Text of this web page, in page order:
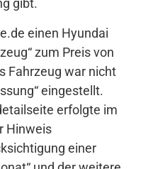
gibt.
einen Hyundai
zum Preis von
Fahrzeug war nicht
eingestellt.
erfolgte im
Hinweis
einer